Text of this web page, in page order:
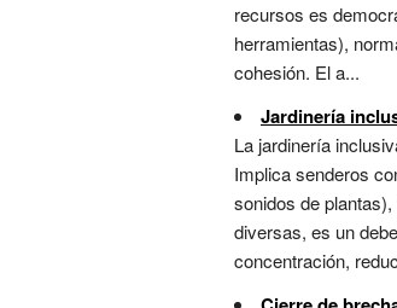
recursos es
herramientas),
cohesión. El a...
Jardinería
La jardinería
Implica senderos
sonidos de
diversas, es un
concentración,